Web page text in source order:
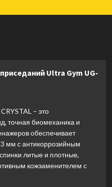
Ultra Gym UG-
– это
точная биомеханика и
обеспечивает
мм с антикоррозийным
литые и плотные,
кожзаменителем с